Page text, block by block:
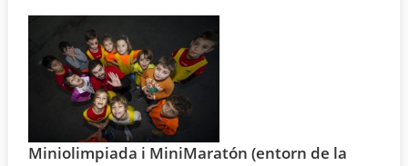
Miniolimpiada i MiniMaratón (entorn de la